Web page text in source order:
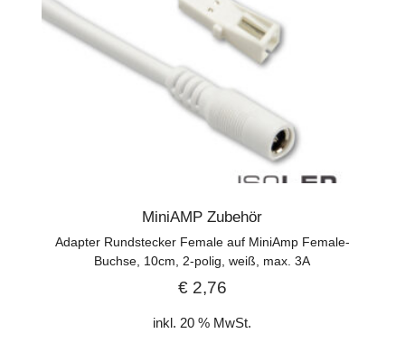
MiniAMP Zubehör
Adapter Rundstecker Female auf MiniAmp Female-
Buchse, 10cm, 2-polig, weiß, max. 3A
€2,76
inkl. 20 % MwSt.